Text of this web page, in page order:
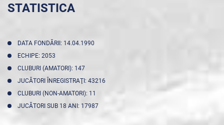
STATISTICA
DATA FONDĂRII: 14.04.1990
ECHIPE: 2053
CLUBURI (AMATORI): 147
JUCĂTORI ÎNREGISTRAŢI: 43216
CLUBURI (NON-AMATORI): 11
JUCĂTORI SUB 18 ANI: 17987